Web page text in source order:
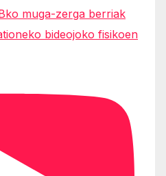
muga-zerga berriak
bideojoko fisikoen